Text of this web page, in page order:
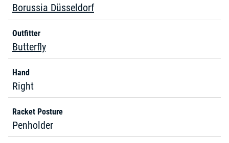
Borussia Düsseldorf
Outfitter
Butterfly
Hand
Right
Racket Posture
Penholder